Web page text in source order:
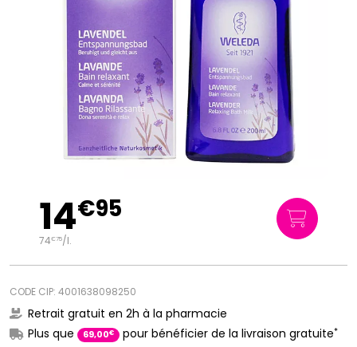
14€95
74€75/l.
CODE CIP: 4001638098250
Retrait gratuit en 2h à la pharmacie
Plus que
69,00€ pour bénéficier de la livraison gratuite*